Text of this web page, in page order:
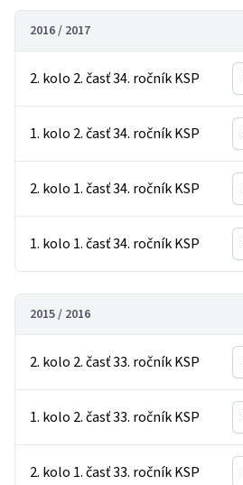
2016 / 2017
2. kolo 2. časť 34. ročník KSP
1. kolo 2. časť 34. ročník KSP
2. kolo 1. časť 34. ročník KSP
1. kolo 1. časť 34. ročník KSP
2015 / 2016
2. kolo 2. časť 33. ročník KSP
1. kolo 2. časť 33. ročník KSP
2. kolo 1. časť 33. ročník KSP